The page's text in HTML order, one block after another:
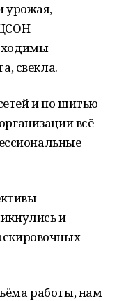
урожая,
свекла.
и по шитью
всё
и
работы, нам